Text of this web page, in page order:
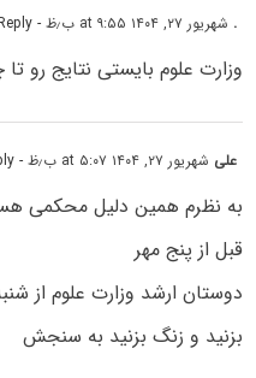
. شهریور ۲۷, ۱۴۰۴ at ۹:۵۵ ب٫ظ - Reply
وزارت علوم بایستی نتایج رو تا
علی شهریور ۲۷, ۱۴۰۴ at ۵:۰۷ ب٫ظ - Reply
به نظرم همین دلیل محکمی
قبل از پنج مهر
دوستان ارشد وزارت علوم از
بزنید و زنگ بزنید به سنجش